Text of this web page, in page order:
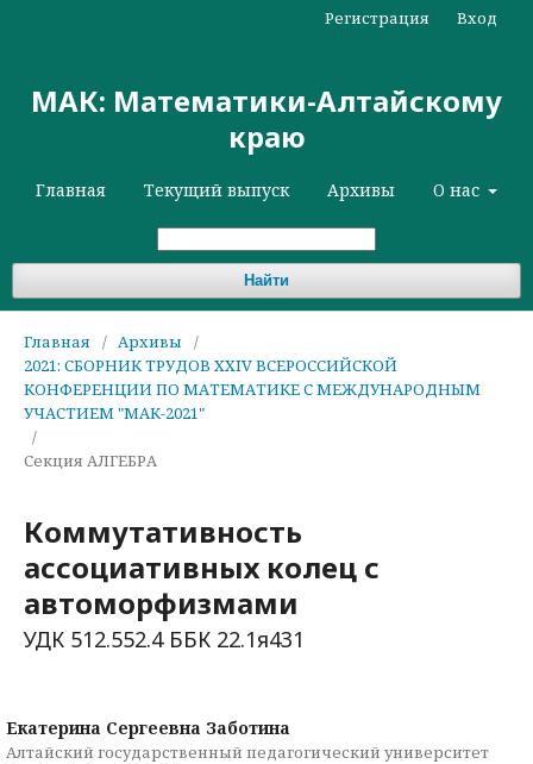
МАК: Математики-Алтайскому
краю
Главная Текущий выпуск Архивы О нас
Найти
Регистрация Вход
Главная / Архивы
/
2021: СБОРНИК ТРУДОВ XXIV ВСЕРОССИЙСКОЙ
КОНФЕРЕНЦИИ ПО МАТЕМАТИКЕ С МЕЖДУНАРОДНЫМ
УЧАСТИЕМ "МАК-2021"
/
Секция АЛГЕБРА
Коммутативность
ассоциативных колец с
автоморфизмами
УДК 512.552.4 ББК 22.1я431
Екатерина Сергеевна Заботина
Алтайский государственный педагогический университет